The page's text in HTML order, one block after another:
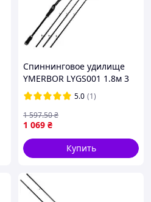
Спиннинговое удилище
YMERBOR LYGS001 1.8м 3
сменных наконечника:
ML/M/MH
Безынерционная
5.0 (1)
1 069 ₴
1 597.50₴
Купить